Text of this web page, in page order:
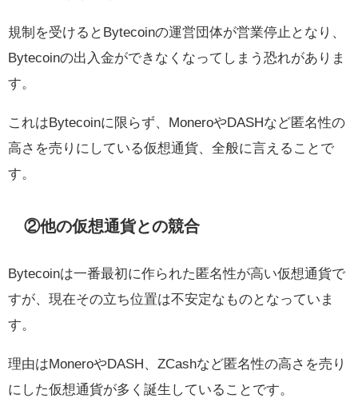
規制を受けるとBytecoinの運営団体が営業停止となり、
Bytecoinの出入金ができなくなってしまう恐れがありま
す。
これはBytecoinに限らず、MoneroやDASHなど匿名性の
高さを売りにしている仮想通貨、全般に言えることで
す。
②他の仮想通貨との競合
Bytecoinは一番最初に作られた匿名性が高い仮想通貨で
すが、現在その立ち位置は不安定なものとなっていま
す。
理由はMoneroやDASH、ZCashなど匿名性の高さを売り
にした仮想通貨が多く誕生していることです。